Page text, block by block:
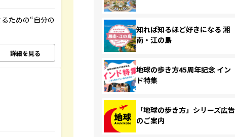
ための“自分の
詳細を見る
知れば知るほど好きになる 湘
南・江の島
地球の歩き方45周年記念 イン
ド特集
「地球の歩き方」シリーズ広告
のご案内